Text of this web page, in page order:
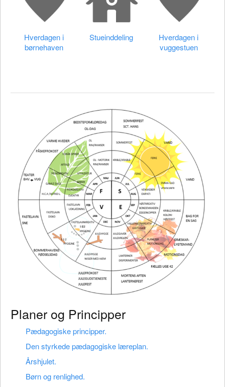
Hverdagen i
børnehaven
Stueinddeling
Hverdagen i
vuggestuen
Planer og Principper
Pædagogiske principper.
Den styrkede pædagogiske læreplan.
Årshjulet.
Børn og renlighed.